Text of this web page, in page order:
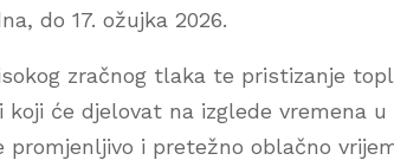
do 17. ožujka 2026.
zračnog tlaka te pristizanje
će djelovat na izglede vremena u
i pretežno oblačno